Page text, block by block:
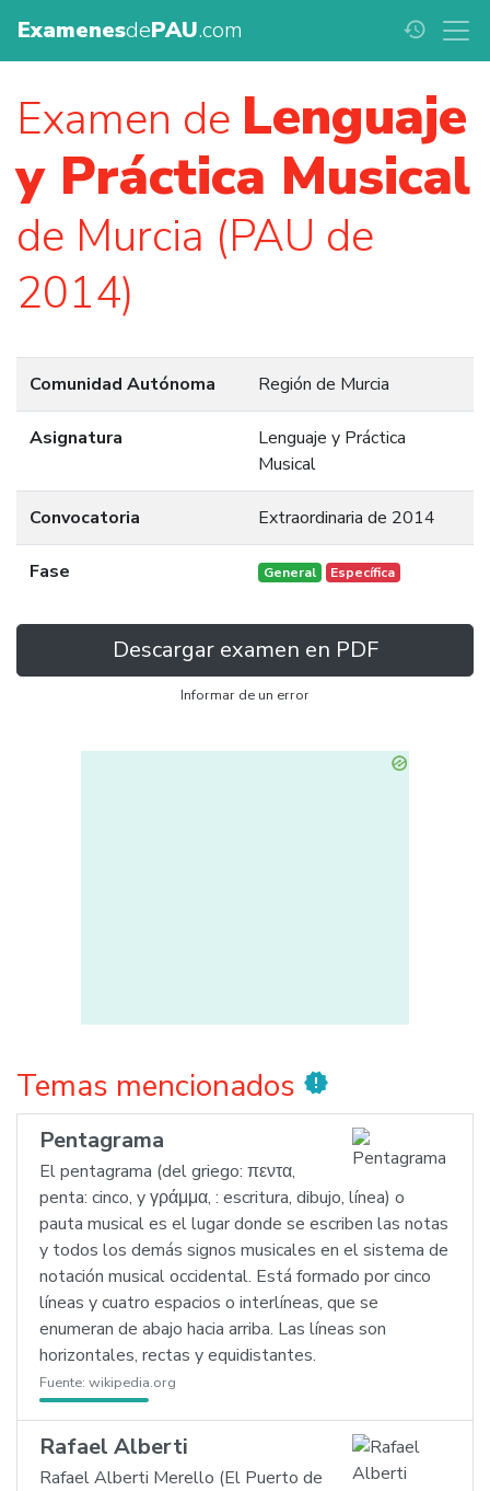
ExamenesdePAU.com history
Examen de Lenguaje
y Práctica Musical
de Murcia (PAU de
2014)
Comunidad Autónoma Región de Murcia
Asignatura
Lenguaje y Práctica
Musical
Convocatoria Extraordinaria de 2014
Fase General Específica
Descargar examen en PDF
Informar de un error
Temas mencionados new_releases
Pentagrama
El pentagrama (del griego: πεντα,
penta: cinco, y γράμμα, : escritura, dibujo, línea) o
pauta musical es el lugar donde se escriben las notas
y todos los demás signos musicales en el sistema de
notación musical occidental. Está formado por cinco
líneas y cuatro espacios o interlíneas, que se
enumeran de abajo hacia arriba. Las líneas son
horizontales, rectas y equidistantes.
Fuente: wikipedia.org
Rafael Alberti
Rafael Alberti Merello (El Puerto de